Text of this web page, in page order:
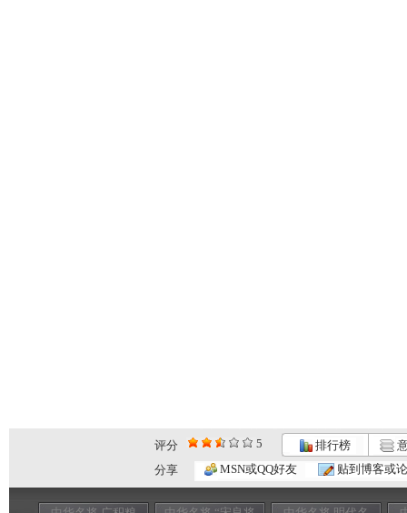
评分 5 排行榜
分享
MSN或QQ好友 贴到博客或